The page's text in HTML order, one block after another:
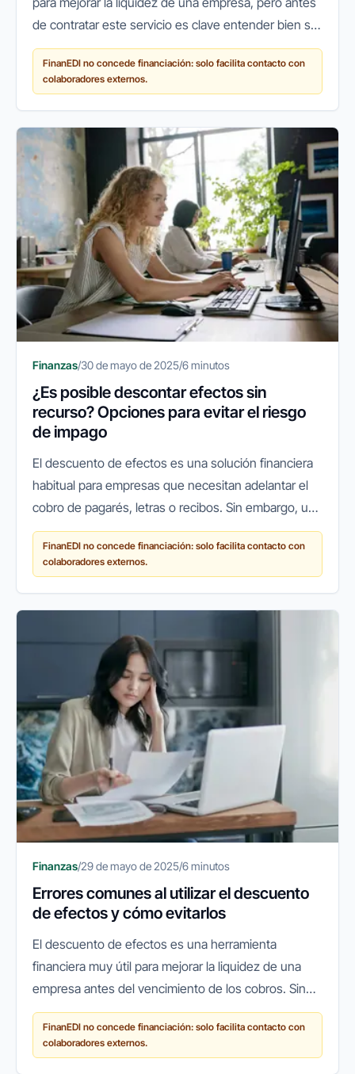
de contratar este servicio es clave entender bien su
coste real. ¿Cuánto cobra una entidad financiera por
anticipar...
FinanEDI no concede financiación: solo facilita contacto con
colaboradores externos.
Finanzas/30 de mayo de 2025/6 minutos
¿Es posible descontar efectos sin
recurso? Opciones para evitar el riesgo
de impago
El descuento de efectos es una solución financiera
habitual para empresas que necesitan adelantar el
cobro de pagarés, letras o recibos. Sin embargo, uno
de los aspectos que más preocupan a las pymes y
autónomos es el...
FinanEDI no concede financiación: solo facilita contacto con
colaboradores externos.
Finanzas/29 de mayo de 2025/6 minutos
Errores comunes al utilizar el descuento
de efectos y cómo evitarlos
El descuento de efectos es una herramienta
financiera muy útil para mejorar la liquidez de una
empresa antes del vencimiento de los cobros. Sin
embargo, su uso sin la planificación adecuada puede
acarrear costes...
FinanEDI no concede financiación: solo facilita contacto con
colaboradores externos.